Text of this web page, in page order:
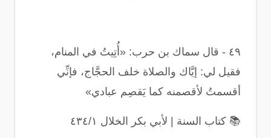
٤٩ - قال سماك بن حرب: «أُتِيتُ في المنام،
فقيل لي: إيَّاك والصلاة خلف الحجَّاج، فإنِّي
أقسمتُ لأقصمنه كما يَقصِم عبادي»
📚 كتاب السنة | لأبي بكر الخلال ٤٣٤/١